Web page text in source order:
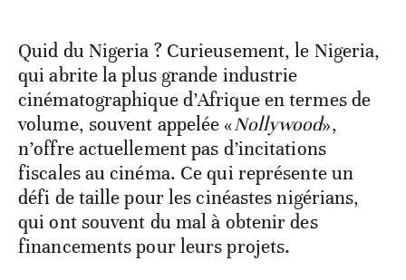
Quid du Nigeria ? Curieusement, le Nigeria,
qui abrite la plus grande industrie
cinématographique d’Afrique en termes de
volume, souvent appelée «Nollywood»,
n’offre actuellement pas d’incitations
fiscales au cinéma. Ce qui représente un
défi de taille pour les cinéastes nigérians,
qui ont souvent du mal à obtenir des
financements pour leurs projets.